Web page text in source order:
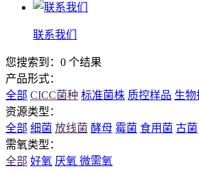
联系我们
您搜索到：0 个结果
产品形式：
全部 CICC菌种 标准菌株 质控样品 生物
资源类型：
全部 细菌 放线菌 酵母 霉菌 食用菌 古菌
需氧类型：
全部 好氧 厌氧 微需氧